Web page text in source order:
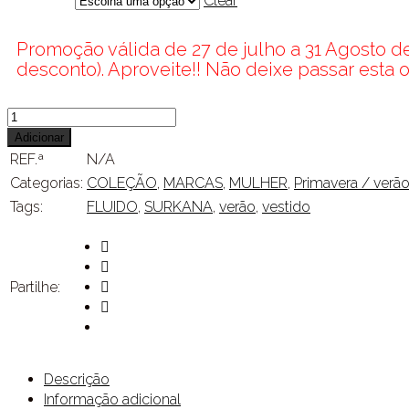
Promoção válida de 27 de julho a 31 Agosto
desconto). Aproveite!! Não deixe passar esta
Quantidade
de
VESTIDO
SURKANA
Adicionar
REF.ª
N/A
Categorias: COLEÇÃO, MARCAS, MULHER, Primavera / verão
Tags:
FLUIDO, SURKANA, verão, vestido
Partilhe:
Descrição
Informação adicional